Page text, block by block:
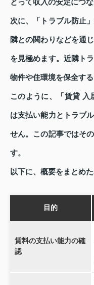
とって収入の安定につな
次に、「トラブル防止
隣との関わりなどを通
を見極めます。近隣ト
物件や住環境を保全す
このように、「賃貸 入
は支払い能力とトラブ
せん。この記事ではそ
す。
以下に、概要をまとめた
目的
賃料の支払い能力の確
認